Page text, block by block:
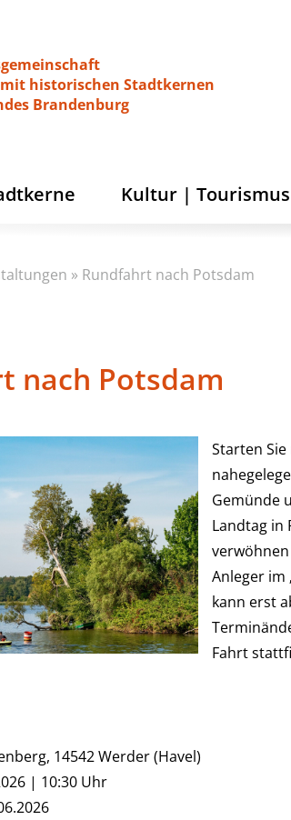
mit historischen Stadtkernen
Brandenburg
Kultur | Tourismus
» Rundfahrt nach Potsdam
nach Potsdam
Starten
Gemünde
Landtag in
Anleger im
kann erst
Fahrt
14542 Werder (Havel)
| 10:30 Uhr